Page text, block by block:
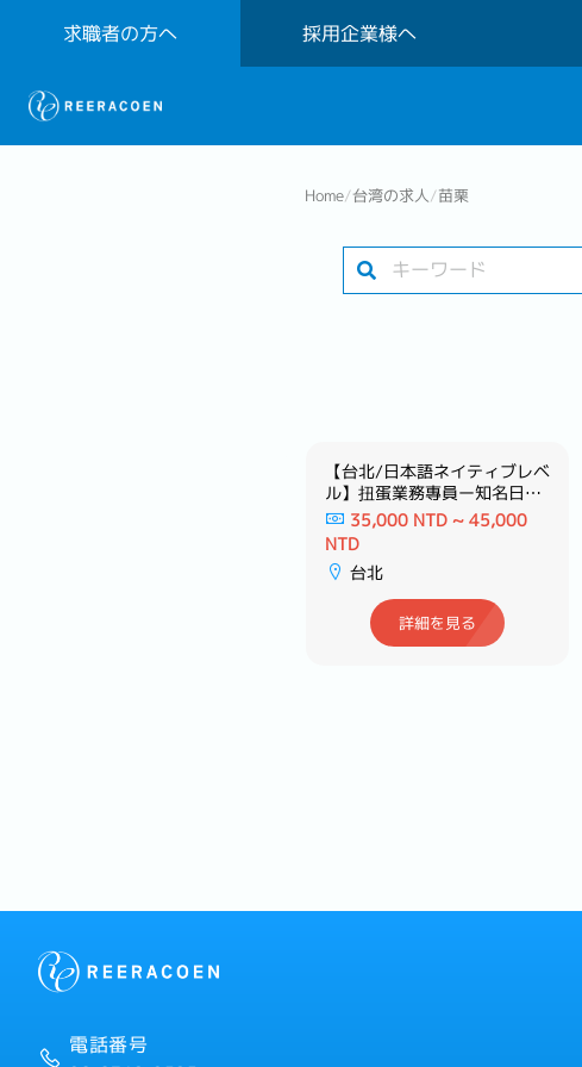
求職者の方へ 採用企業様へ
Home/台湾の求人/苗栗
【台北/日本語ネイティブレベ
ル】扭蛋業務專員ー知名日商
娛樂產業
35,000 NTD ~ 45,000
NTD
台北
詳細を見る
電話番号